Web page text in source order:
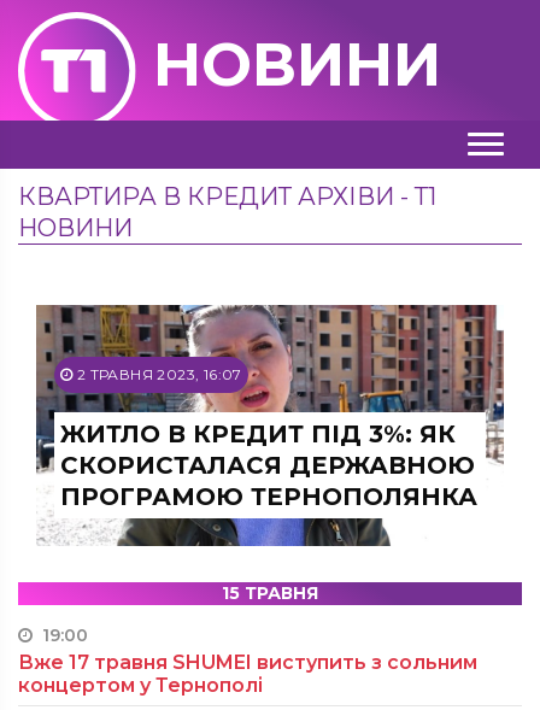
НОВИНИ
КВАРТИРА В КРЕДИТ АРХІВИ - Т1
НОВИНИ
2 ТРАВНЯ 2023, 16:07
ЖИТЛО В КРЕДИТ ПІД 3%: ЯК
СКОРИСТАЛАСЯ ДЕРЖАВНОЮ
ПРОГРАМОЮ ТЕРНОПОЛЯНКА
15 ТРАВНЯ
19:00
Вже 17 травня SHUMEI виступить з сольним
концертом у Тернополі